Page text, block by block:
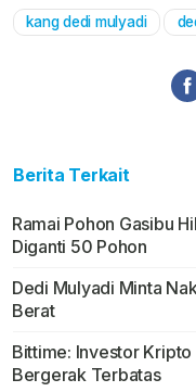
kang dedi mulyadi
Berita Terkait
Ramai Pohon Gasibu
Diganti 50 Pohon
Dedi Mulyadi Minta
Berat
Bittime: Investor Kripto
Bergerak Terbatas